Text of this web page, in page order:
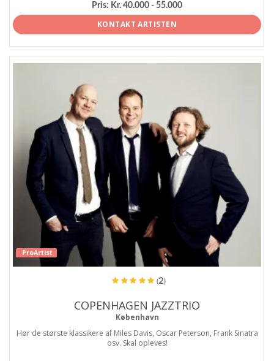
Pris: Kr. 40.000 - 55.000
KONTAKT ARTISTEN
ProArtist
(2)
COPENHAGEN JAZZTRIO
København
Hør de største klassikere af Miles Davis, Oscar Peterson, Frank Sinatra
osv. Skal opleves!